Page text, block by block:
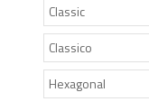
Classic
Classico
Hexagonal